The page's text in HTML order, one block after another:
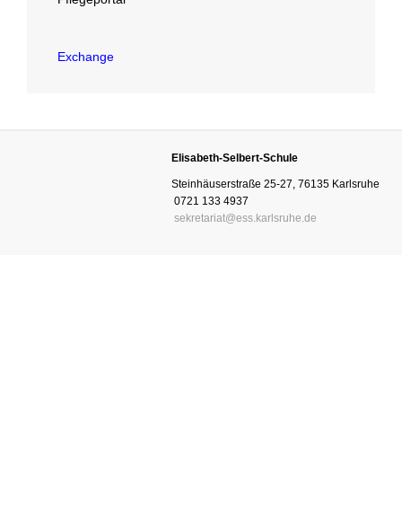
Exchange
Elisabeth-Selbert-Schule
Steinhäuserstraße 25-27, 76135 Karlsruhe
0721 133 4937
sekretariat@ess.karlsruhe.de